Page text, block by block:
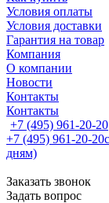
Условия оплаты
Условия доставки
Гарантия на товар
Компания
О компании
Новости
Контакты
Контакты
+7 (495) 961-20-20
+7 (495) 961-20-20
дням)
Заказать звонок
Задать вопрос